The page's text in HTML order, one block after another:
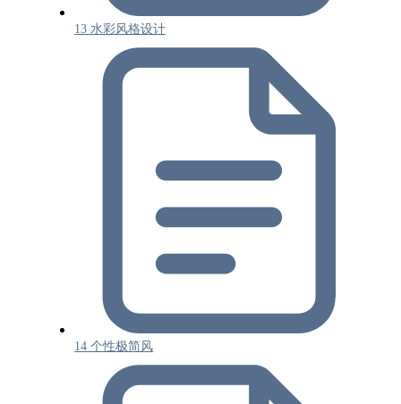
13 水彩风格设计
14 个性极简风